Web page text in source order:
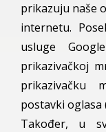
prikazuju naše
internetu.
usluge
prikazivačkoj
prikazivačku
postavki oglasa
Također, u